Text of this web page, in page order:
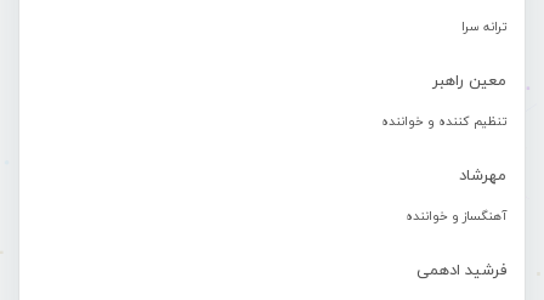
ترانه سرا
معین راهبر
تنظیم کننده و خواننده
مهرشاد
آهنگساز و خواننده
فرشید ادهمی